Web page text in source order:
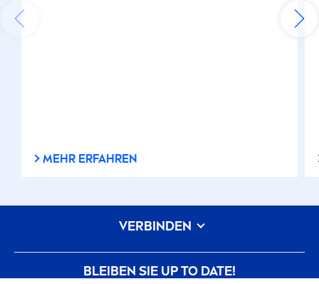
MEHR ERFAHREN
BLEIBEN SIE UP TO DATE!
VERBINDEN